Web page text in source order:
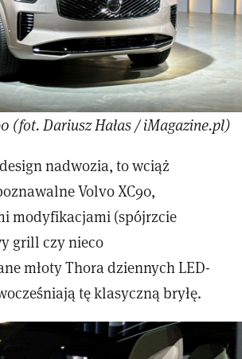
(fot. Dariusz Hałas / iMagazine.pl)
nadwozia, to wciąż
Volvo XC90,
modyfikacjami (spójrzcie
grill czy nieco
młoty Thora dziennych LED-
tę klasyczną bryłę.